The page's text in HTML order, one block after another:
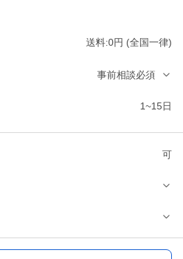
送料:0円 (全国一律)
事前相談必須
1~15日
可